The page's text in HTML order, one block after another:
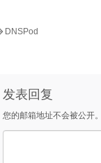
DNSPod
发表回复
您的邮箱地址不会被公开。